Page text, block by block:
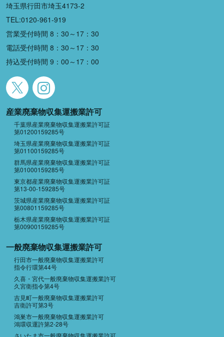
埼玉県行田市埼玉4173-2
TEL:0120-961-919
営業受付時間 8：30～17：30
電話受付時間 8：30～17：30
持込受付時間 9：00～17：00
産業廃棄物収集運搬業許可
千葉県産業廃棄物収集運搬業許可証
第01200159285号
埼玉県産業廃棄物収集運搬業許可証
第01100159285号
群馬県産業廃棄物収集運搬業許可証
第01000159285号
東京都産業廃棄物収集運搬業許可証
第13-00-159285号
茨城県産業廃棄物収集運搬業許可証
第00801159285号
栃木県産業廃棄物収集運搬業許可証
第00900159285号
一般廃棄物収集運搬業許可
行田市一般廃棄物収集運搬業許可
指令行環第44号
久喜・宮代一般廃棄物収集運搬業許可
久宮衛指令第4号
吉見町一般廃棄物収集運搬業許可
吉衛許可第3号
鴻巣市一般廃棄物収集運搬業許可
鴻環収運許第2-28号